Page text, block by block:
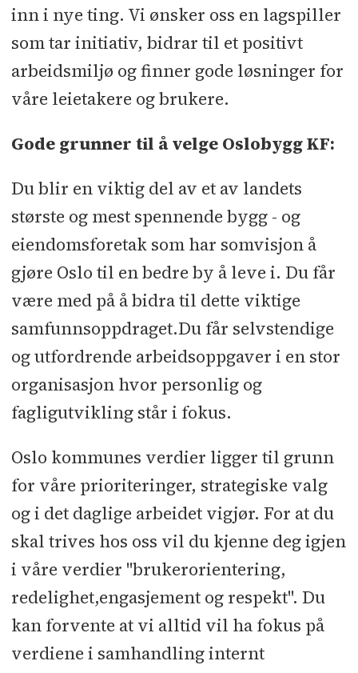
inn i nye ting. Vi ønsker oss en lagspiller
som tar initiativ, bidrar til et positivt
arbeidsmiljø og finner gode løsninger for
våre leietakere og brukere.
Gode grunner til å velge Oslobygg KF:
Du blir en viktig del av et av landets
største og mest spennende bygg - og
eiendomsforetak som har somvisjon å
gjøre Oslo til en bedre by å leve i. Du får
være med på å bidra til dette viktige
samfunnsoppdraget.Du får selvstendige
og utfordrende arbeidsoppgaver i en stor
organisasjon hvor personlig og
fagligutvikling står i fokus.
Oslo kommunes verdier ligger til grunn
for våre prioriteringer, strategiske valg
og i det daglige arbeidet vigjør. For at du
skal trives hos oss vil du kjenne deg igjen
i våre verdier "brukerorientering,
redelighet,engasjement og respekt". Du
kan forvente at vi alltid vil ha fokus på
verdiene i samhandling internt